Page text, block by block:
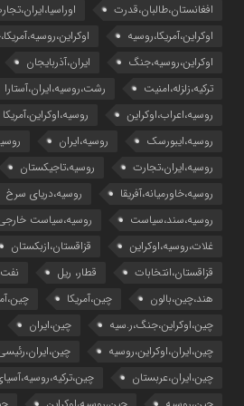
افغانستان،طالبان،قدرت
اوکراین،آمریکا،روسیه
اوکراین،روسیه،جنگ
ایران،آذربایجان
ترکیه،زلزله،امنیت
رشت،روسیه،ایران،آستارا
روسیه،اعراب،اوکراین
روسیه،اوکراین،آمریکا
روسیه،ایبورسک
روسیه،ایران
روسیه،ایران،تجارت
روسیه،تاجیکستان
روسیه،خاورمیانه،آفریقا
روسیه،دریای سرخ
روسیه،سند،سیاست
روسیه،سیاست
غلات،روسیه،اوکراین
قزاقستان،ازبکستان
قزاقستان،انتخابات
قطار، ریل
هند،چین،بالون
چین،آمریکا
چین،اوکراین،جنگ،ر.سیه
چین،ایران
چین،ایران،اوکراین،روسیه
چین،ایران،عربستان